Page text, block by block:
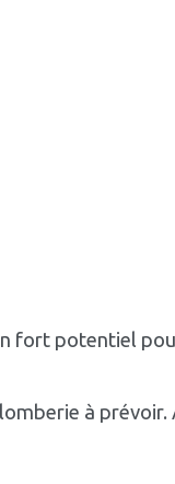
fort potentiel
à prévoir.